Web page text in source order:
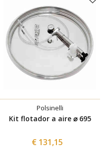
Polsinelli
Kit flotador a aire ⌀ 695
€ 131,15